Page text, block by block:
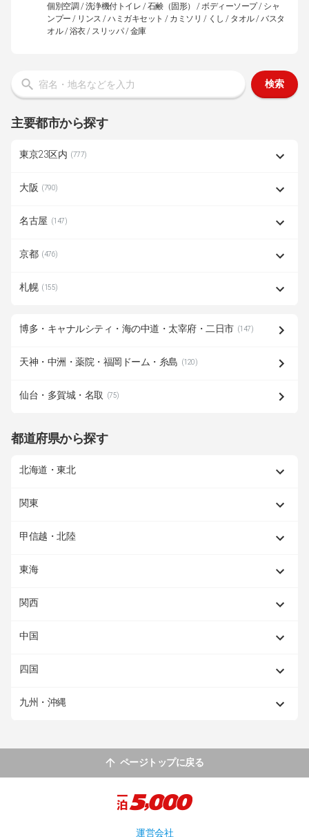
個別空調 / 洗浄機付トイレ / 石鹸（固形） / ボディーソープ / シャ
ンプー / リンス / ハミガキセット / カミソリ / くし / タオル / バスタ
オル / 浴衣 / スリッパ / 金庫
検索
主要都市から探す
東京23区内 (777)
大阪 (790)
名古屋 (147)
京都 (476)
札幌 (155)
博多・キャナルシティ・海の中道・太宰府・二日市 (147)
天神・中洲・薬院・福岡ドーム・糸島 (120)
仙台・多賀城・名取 (75)
都道府県から探す
北海道・東北
関東
甲信越・北陸
東海
関西
中国
四国
九州・沖縄
ページトップに戻る
運営会社